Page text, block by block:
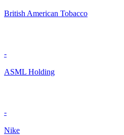
British American Tobacco
-
ASML Holding
-
Nike